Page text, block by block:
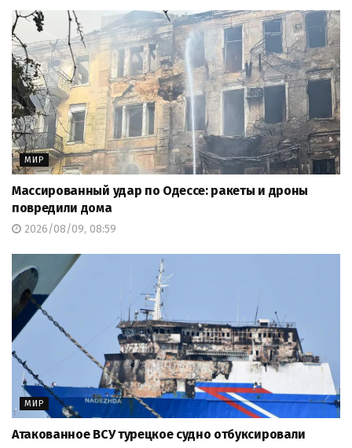
МИР
Массированный удар по Одессе: ракеты и дроны
повредили дома
2026/08/09, 08:59
МИР
Атакованное ВСУ турецкое судно отбуксировали